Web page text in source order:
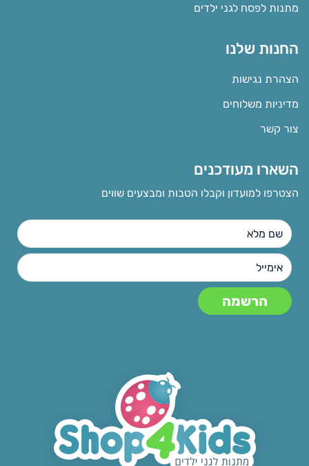
מתנות לפסח לגני ילדים
החנות שלנו
הצהרת נגישות
מדיניות משלוחים
צור קשר
השארו מעודכנים
הצטרפו למועדון וקבלו הטבות ומבצעים שווים